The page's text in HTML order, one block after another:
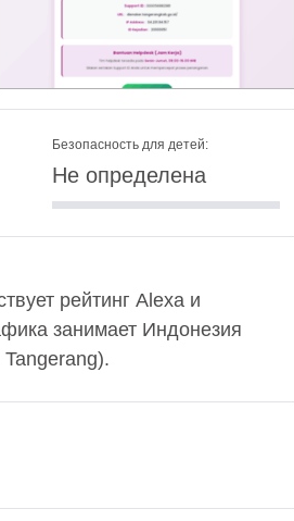
Безопасность для детей:
Не определена
рейтинг Alexa и
занимает Индонезия